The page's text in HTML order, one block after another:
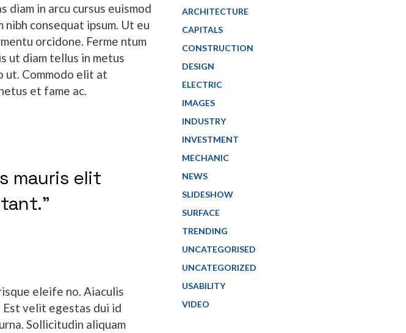
diam in arcu cursus euismod
consequat ipsum. Ut eu
orcidone. Ferme ntum
ut diam tellus in metus
ut. Commodo elit at
et fame ac.
mauris elit
eleife no. Aiaculis
velit egestas dui id
Sollicitudin aliquam
ARCHITECTURE
CAPITALS
CONSTRUCTION
DESIGN
ELECTRIC
IMAGES
INDUSTRY
INVESTMENT
MECHANIC
NEWS
SLIDESHOW
SURFACE
TRENDING
UNCATEGORISED
UNCATEGORIZED
USABILITY
VIDEO